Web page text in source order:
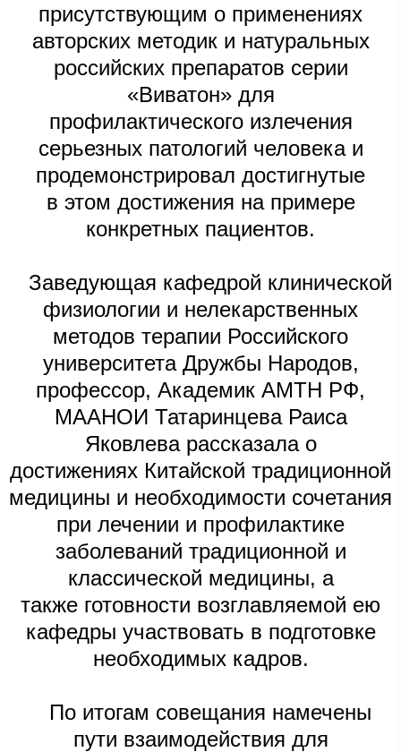
присутствующим о применениях
авторских методик и натуральных
российских препаратов серии
«Виватон» для
профилактического излечения
серьезных патологий человека и
продемонстрировал достигнутые
в этом достижения на примере
конкретных пациентов.
Заведующая кафедрой клинической
физиологии и нелекарственных
методов терапии Российского
университета Дружбы Народов,
профессор, Академик АМТН РФ,
МААНОИ Татаринцева Раиса
Яковлева рассказала о
достижениях Китайской традиционной
медицины и необходимости сочетания
при лечении и профилактике
заболеваний традиционной и
классической медицины, а
также готовности возглавляемой ею
кафедры участвовать в подготовке
необходимых кадров.
По итогам совещания намечены
пути взаимодействия для